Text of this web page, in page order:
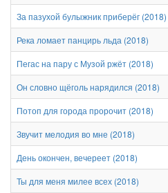
За пазухой булыжник приберёг (2018)
Река ломает панцирь льда (2018)
Пегас на пару с Музой ржёт (2018)
Он словно щёголь нарядился (2018)
Потоп для города пророчит (2018)
Звучит мелодия во мне (2018)
День окончен, вечереет (2018)
Ты для меня милее всех (2018)